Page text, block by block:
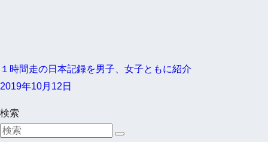
１時間走の日本記録を男子、女子ともに紹介
2019年10月12日
検索